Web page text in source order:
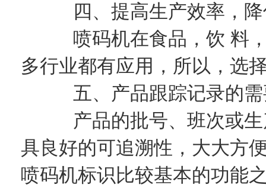
四、提高生产效率，降
喷码机在食品，饮 料，
多行业都有应用，所以，选
五、产品跟踪记录的需
产品的批号、班次或生
具良好的可追溯性，大大方
喷码机标识比较基本的功能